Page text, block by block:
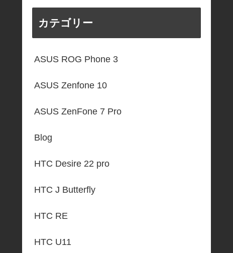
カテゴリー
ASUS ROG Phone 3
ASUS Zenfone 10
ASUS ZenFone 7 Pro
Blog
HTC Desire 22 pro
HTC J Butterfly
HTC RE
HTC U11